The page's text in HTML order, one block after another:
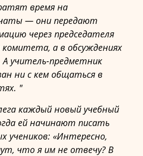
время на
— они передают
через председателя
комитета, а в обсуждениях
учитель-предметник
ни с кем общаться в
каждый новый учебный
ей начинают писать
учеников: «Интересно,
что я им не отвечу? В